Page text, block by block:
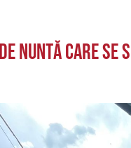
nuntă care